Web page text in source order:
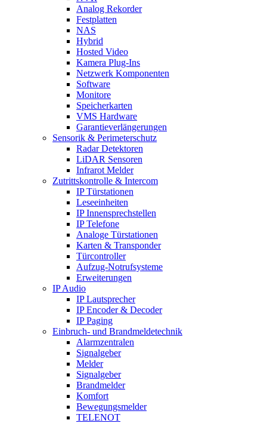
Analog Rekorder
Festplatten
NAS
Hybrid
Hosted Video
Kamera Plug-Ins
Netzwerk Komponenten
Software
Monitore
Speicherkarten
VMS Hardware
Garantieverlängerungen
Sensorik & Perimeterschutz
Radar Detektoren
LiDAR Sensoren
Infrarot Melder
Zutrittskontrolle & Intercom
IP Türstationen
Leseeinheiten
IP Innensprechstellen
IP Telefone
Analoge Türstationen
Karten & Transponder
Türcontroller
Aufzug-Notrufsysteme
Erweiterungen
IP Audio
IP Lautsprecher
IP Encoder & Decoder
IP Paging
Einbruch- und Brandmeldetechnik
Alarmzentralen
Signalgeber
Melder
Signalgeber
Brandmelder
Komfort
Bewegungsmelder
TELENOT